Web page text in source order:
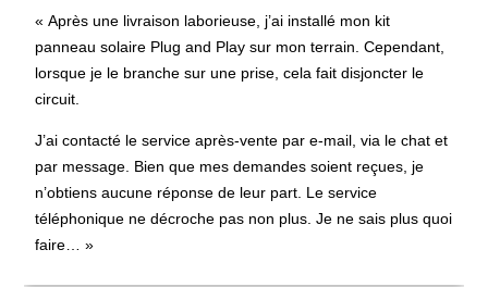
« Après une livraison laborieuse, j’ai installé mon kit
panneau solaire Plug and Play sur mon terrain. Cependant,
lorsque je le branche sur une prise, cela fait disjoncter le
circuit.
J’ai contacté le service après-vente par e-mail, via le chat et
par message. Bien que mes demandes soient reçues, je
n’obtiens aucune réponse de leur part. Le service
téléphonique ne décroche pas non plus. Je ne sais plus quoi
faire… »